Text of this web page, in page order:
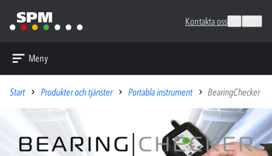
Kontakta oss
Meny
Start Produkter och tjänster Portabla instrument BearingChecker